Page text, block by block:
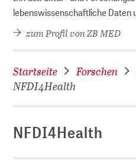
lebenswissenschaftliche Daten
zum Profil von ZB MED
Startseite Forschen
NFDI4Health
NFDI4Health